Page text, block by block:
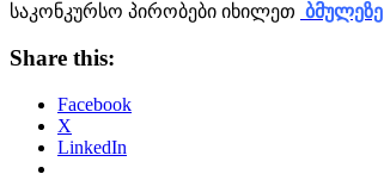
საკონკურსო პირობები იხილეთ ბმულეზე
Share this:
Facebook
X
LinkedIn